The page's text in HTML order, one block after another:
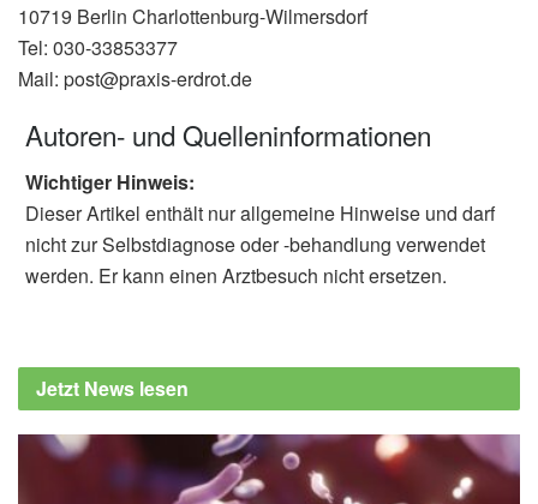
10719 Berlin Charlottenburg-Wilmersdorf
Tel: 030-33853377
Mail: post@praxis-erdrot.de
Autoren- und Quelleninformationen
Wichtiger Hinweis:
Dieser Artikel enthält nur allgemeine Hinweise und darf
nicht zur Selbstdiagnose oder -behandlung verwendet
werden. Er kann einen Arztbesuch nicht ersetzen.
Jetzt News lesen